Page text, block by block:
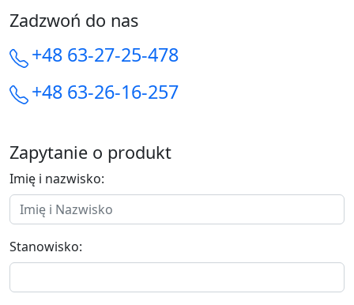
Zadzwoń do nas
+48 63-27-25-478
+48 63-26-16-257
Zapytanie o produkt
Imię i nazwisko:
Stanowisko: